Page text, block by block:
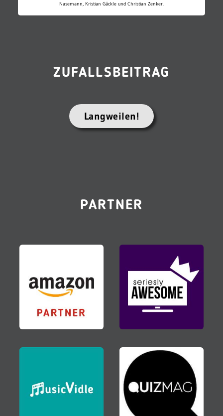
Nasemann, Kristian Gäckle und Christian Zenker.
ZUFALLSBEITRAG
Langweilen!
PARTNER